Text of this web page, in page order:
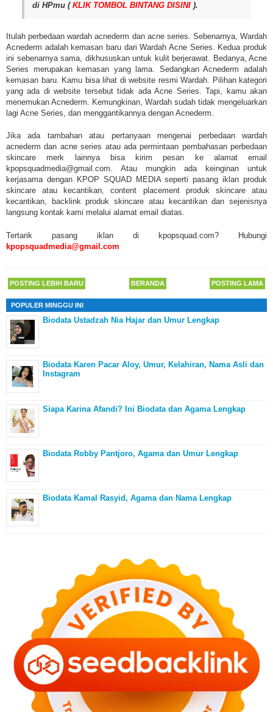
di HPmu (KLIK TOMBOL BINTANG DISINI ).
Itulah perbedaan wardah acnederm dan acne series. Sebenarnya, Wardah
Acnederm adalah kemasan baru dari Wardah Acne Series. Kedua produk
ini sebenarnya sama, dikhususkan untuk kulit berjerawat. Bedanya, Acne
Series merupakan kemasan yang lama. Sedangkan Acnederm adalah
kemasan baru. Kamu bisa lihat di website resmi Wardah. Pilihan kategori
yang ada di website tersebut tidak ada Acne Series. Tapi, kamu akan
menemukan Acnederm. Kemungkinan, Wardah sudah tidak mengeluarkan
lagi Acne Series, dan menggantikannya dengan Acnederm.
Jika ada tambahan atau pertanyaan mengenai perbedaan wardah
acnederm dan acne series atau ada permintaan pembahasan perbedaan
skincare merk lainnya bisa kirim pesan ke alamat email
kpopsquadmedia@gmail.com. Atau mungkin ada keinginan untuk
kerjasama dengan KPOP SQUAD MEDIA seperti pasang iklan produk
skincare atau kecantikan, content placement produk skincare atau
kecantikan, backlink produk skincare atau kecantikan dan sejenisnya
langsung kontak kami melalui alamat email diatas.
Tertarik pasang iklan di kpopsquad.com? Hubungi
kpopsquadmedia@gmail.com
POSTING LEBIH BARU POSTING LAMA
BERANDA
POPULER MINGGU INI
Biodata Ustadzah Nia Hajar dan Umur Lengkap
Biodata Karen Pacar Aloy, Umur, Kelahiran, Nama Asli dan
Instagram
Siapa Karina Afandi? Ini Biodata dan Agama Lengkap
Biodata Robby Pantjoro, Agama dan Umur Lengkap
Biodata Kamal Rasyid, Agama dan Nama Lengkap